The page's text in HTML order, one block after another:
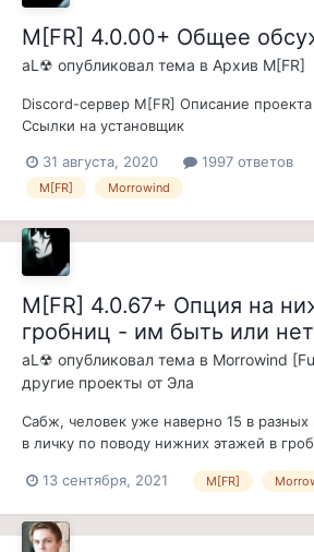
M[FR] 4.0.00+ Общее
aL☢ опубликовал тема в Архив M[FR]
Discord-сервер M[FR] Описание
Ссылки на установщик
obsuzhdenie/ Новая игра ОБЯЗАТЕЛЬНА!
лаунчеру - сюдаОтчёты об ошибках на
M[F...
31 августа, 2020 1997 ответов
M[FR] Morrowind
M[FR] 4.0.67+ Опция на
гробниц - им быть или
aL☢ опубликовал тема в Morrowind
другие проекты от Эла
Сабж, человек уже наверно 15 в разных
в личку по поводу нижних этажей в
вкл\выкл при старте новой игры.
понять, реально л...
13 сентября, 2021 M[FR]